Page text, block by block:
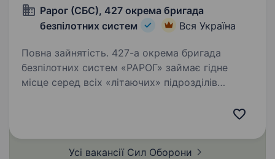
Рарог (СБС), 427 окрема бригада
безпілотних систем
Вся Україна
Повна зайнятість. 427-а окрема бригада
безпілотних систем «РАРОГ» займає гідне
місце серед всіх «літаючих» підрозділів
ворожої техніки та живої сили противника.
Усі вакансії Сил Оборони